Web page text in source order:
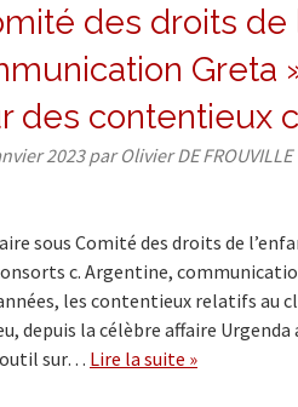
des droits de
Greta
des contentieux
2023 par Olivier DE FROUVILLE
sous Comité des droits de
c. Argentine,
les contentieux relatifs au
depuis la célèbre affaire
outil sur… Lire la suite »